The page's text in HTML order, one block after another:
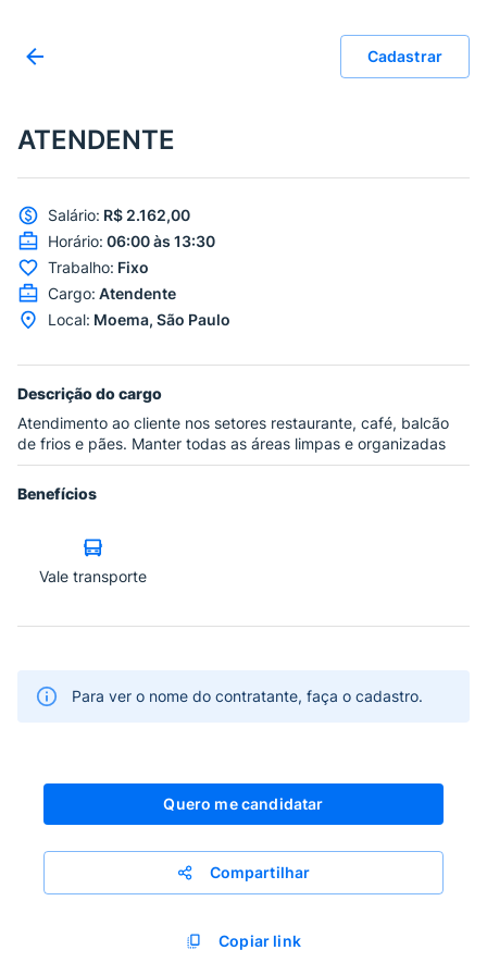
Cadastrar
ATENDENTE
Salário: R$ 2.162,00
Horário: 06:00 às 13:30
Trabalho: Fixo
Cargo: Atendente
Local: Moema, São Paulo
Descrição do cargo
Atendimento ao cliente nos setores restaurante, café, balcão
de frios e pães. Manter todas as áreas limpas e organizadas
Benefícios
Vale transporte
Para ver o nome do contratante, faça o cadastro.
Quero me candidatar
Compartilhar
Copiar link